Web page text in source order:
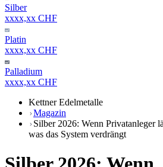
Silber
xxxx,xx CHF
Platin
xxxx,xx CHF
Palladium
xxxx,xx CHF
Kettner Edelmetalle
Magazin
Silber 2026: Wenn Privatanleger
was das System verdrängt